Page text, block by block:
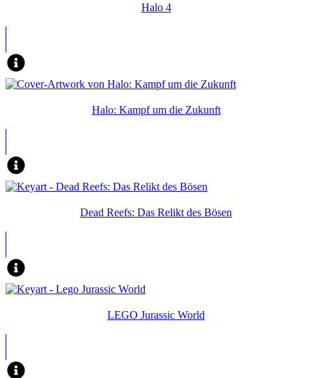
Halo 4
Halo: Kampf um die Zukunft
Dead Reefs: Das Relikt des Bösen
LEGO Jurassic World